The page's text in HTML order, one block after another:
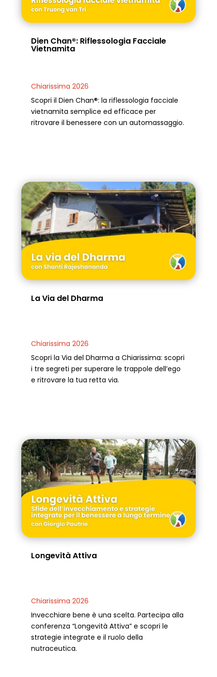
Dien Chan®: Riflessologia Facciale
Vietnamita
Chiarissima 2026
Scopri il Dien Chan®: la riflessologia facciale
vietnamita semplice ed efficace per
ritrovare il benessere con un automassaggio.
La Via del Dharma
Chiarissima 2026
Scopri la Via del Dharma a Chiarissima: scopri
i tre segreti per superare le trappole dell’ego
e ritrovare la tua retta via.
Longevità Attiva
Chiarissima 2026
Invecchiare bene è una scelta. Partecipa alla
conferenza “Longevità Attiva” e scopri le
strategie integrate e il ruolo della
nutraceutica.